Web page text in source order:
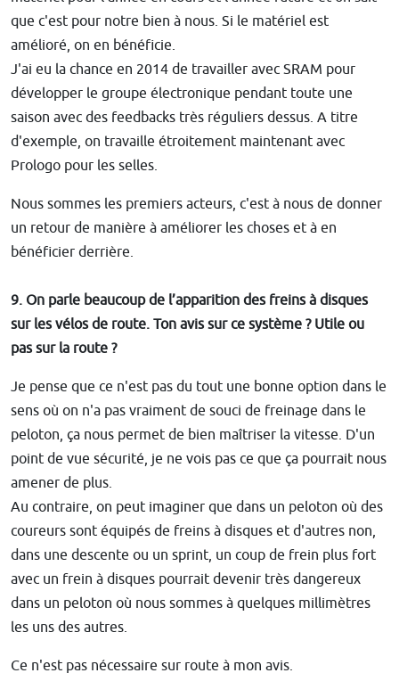
que c'est pour notre bien à nous. Si le matériel est
amélioré, on en bénéficie.
J'ai eu la chance en 2014 de travailler avec SRAM pour
développer le groupe électronique pendant toute une
saison avec des feedbacks très réguliers dessus. A titre
d'exemple, on travaille étroitement maintenant avec
Prologo pour les selles.
Nous sommes les premiers acteurs, c'est à nous de donner
un retour de manière à améliorer les choses et à en
bénéficier derrière.
9. On parle beaucoup de l’apparition des freins à disques
sur les vélos de route. Ton avis sur ce système ? Utile ou
pas sur la route ?
Je pense que ce n'est pas du tout une bonne option dans le
sens où on n'a pas vraiment de souci de freinage dans le
peloton, ça nous permet de bien maîtriser la vitesse. D'un
point de vue sécurité, je ne vois pas ce que ça pourrait nous
amener de plus.
Au contraire, on peut imaginer que dans un peloton où des
coureurs sont équipés de freins à disques et d'autres non,
dans une descente ou un sprint, un coup de frein plus fort
avec un frein à disques pourrait devenir très dangereux
dans un peloton où nous sommes à quelques millimètres
les uns des autres.
Ce n'est pas nécessaire sur route à mon avis.